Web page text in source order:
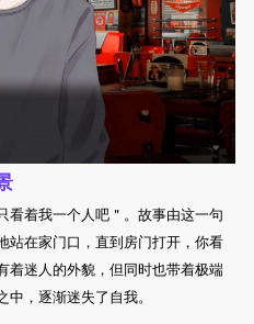
看着我一个人吧＂。故事由这一句
站在家门口，直到房门打开，你看
着迷人的外貌，但同时也带着极端
，逐渐迷失了自我。